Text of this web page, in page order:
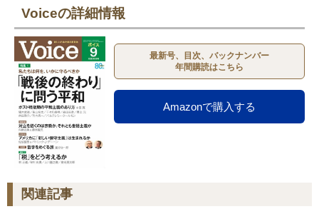
Voiceの詳細情報
最新号、目次、バックナンバー
年間購読はこちら
Amazonで購入する
関連記事